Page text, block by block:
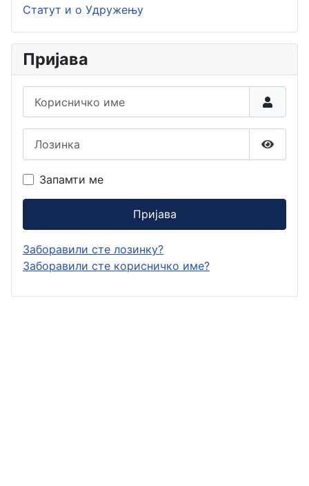
Статут и о Удружењу
Пријава
Запамти ме
Пријава
Заборавили сте лозинку?
Заборавили сте корисничко име?